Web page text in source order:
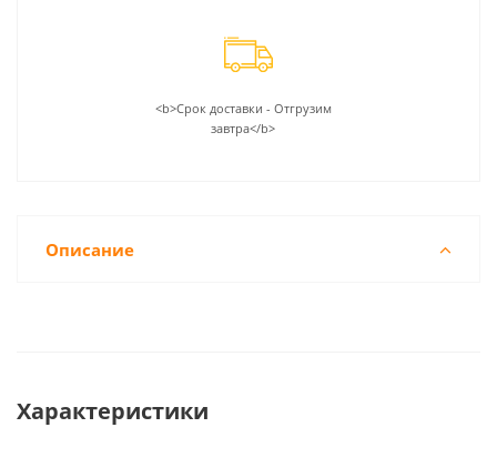
<b>Срок доставки - Отгрузим
завтра</b>
Описание
Характеристики